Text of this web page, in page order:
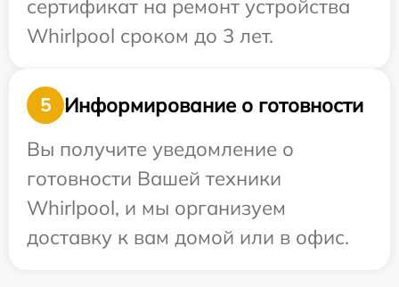
сертификат на ремонт устройства
Whirlpool сроком до 3 лет.
5
Информирование о готовности
Вы получите уведомление о
готовности Вашей техники
Whirlpool, и мы организуем
доставку к вам домой или в офис.